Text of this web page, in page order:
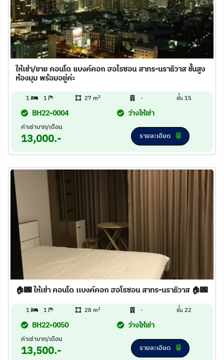
ให้เช่า/ขาย คอนโด แบงค์คอก ฮอไรซอน สาทร-นราธิวาส ชั้นสูง
ห้องมุม พร้อมอยู่ค่ะ
1 1 27 m2 - ชั้น 15
BH22-0004 ว่างให้เช่า
ค่าเช่าบาท/เดือน
13,000.- รายละเอียด
🏠🌃 ให้เช่า คอนโด เเบงค์คอก ฮอโรซอน สาทร-นราธิวาส 🏠🌃
1 1 28 m2 - ชั้น 22
BH22-0050 ว่างให้เช่า
ค่าเช่าบาท/เดือน
13,500.- รายละเอียด